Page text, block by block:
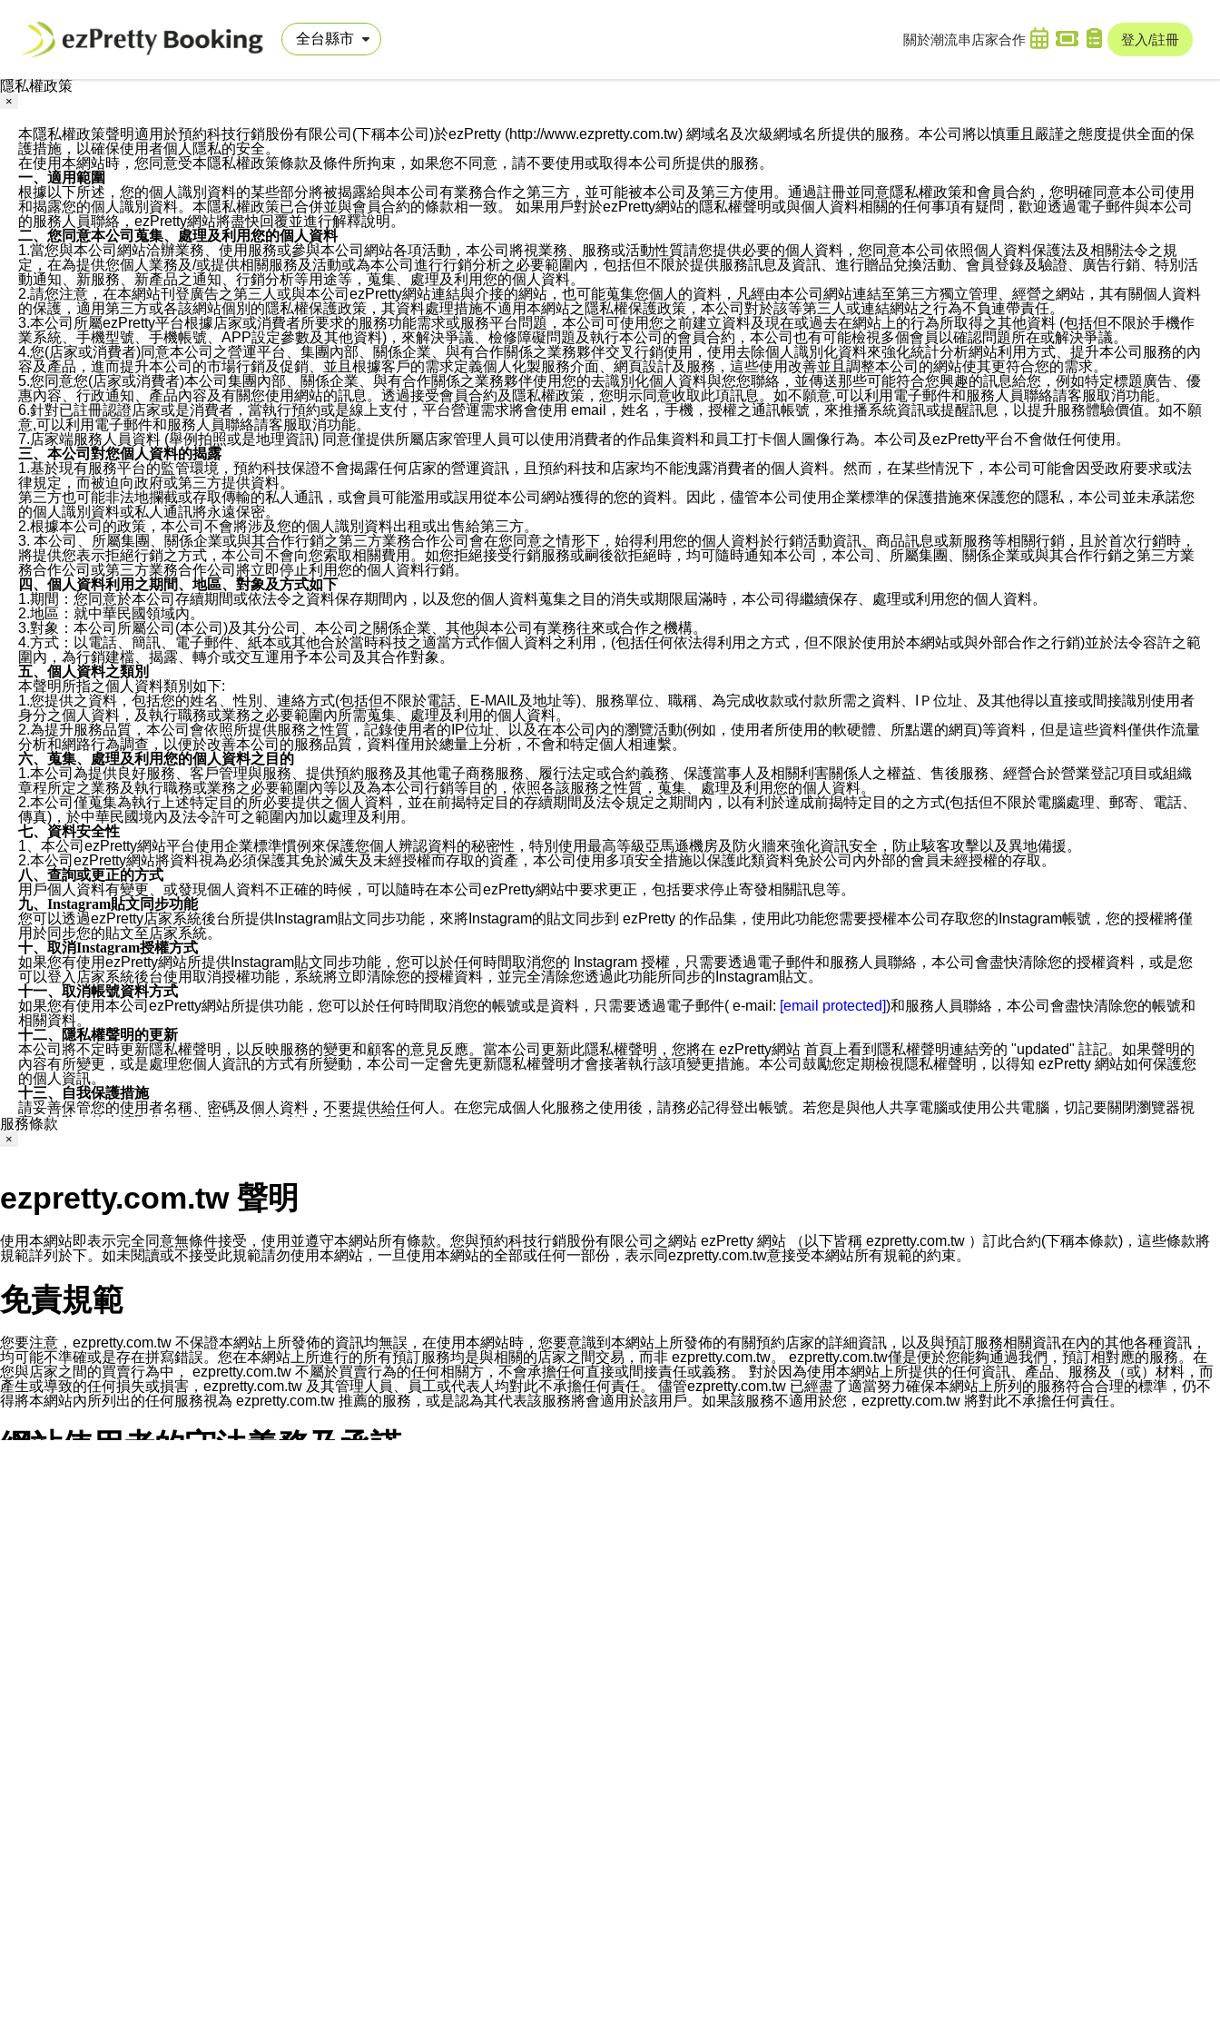
關於潮流串 店家合作 登入/註冊
隱私權政策
×
本隱私權政策聲明適用於預約科技行銷股份有限公司(下稱本公司)於ezPretty (http://www.ezpretty.com.tw) 網域名及次級網域名所提供的服務。本公司將以慎重且嚴謹之態度提供全面的保
護措施，以確保使用者個人隱私的安全。
在使用本網站時，您同意受本隱私權政策條款及條件所拘束，如果您不同意，請不要使用或取得本公司所提供的服務。
一、適用範圍
根據以下所述，您的個人識別資料的某些部分將被揭露給與本公司有業務合作之第三方，並可能被本公司及第三方使用。通過註冊並同意隱私權政策和會員合約，您明確同意本公司使用
和揭露您的個人識別資料。本隱私權政策已合併並與會員合約的條款相一致。 如果用戶對於ezPretty網站的隱私權聲明或與個人資料相關的任何事項有疑問，歡迎透過電子郵件與本公司
的服務人員聯絡，ezPretty網站將盡快回覆並進行解釋說明。
二、您同意本公司蒐集、處理及利用您的個人資料
1.當您與本公司網站洽辦業務、使用服務或參與本公司網站各項活動，本公司將視業務、服務或活動性質請您提供必要的個人資料，您同意本公司依照個人資料保護法及相關法令之規
定，在為提供您個人業務及/或提供相關服務及活動或為本公司進行行銷分析之必要範圍內，包括但不限於提供服務訊息及資訊、進行贈品兌換活動、會員登錄及驗證、廣告行銷、特別活
動通知、新服務、新產品之通知、行銷分析等用途等，蒐集、處理及利用您的個人資料。
2.請您注意，在本網站刊登廣告之第三人或與本公司ezPretty網站連結與介接的網站，也可能蒐集您個人的資料，凡經由本公司網站連結至第三方獨立管理、經營之網站，其有關個人資料
的保護，適用第三方或各該網站個別的隱私權保護政策，其資料處理措施不適用本網站之隱私權保護政策，本公司對於該等第三人或連結網站之行為不負連帶責任。
3.本公司所屬ezPretty平台根據店家或消費者所要求的服務功能需求或服務平台問題，本公司可使用您之前建立資料及現在或過去在網站上的行為所取得之其他資料 (包括但不限於手機作
業系統、手機型號、手機帳號、APP設定參數及其他資料)，來解決爭議、檢修障礙問題及執行本公司的會員合約，本公司也有可能檢視多個會員以確認問題所在或解決爭議。
4.您(店家或消費者)同意本公司之營運平台、集團內部、關係企業、與有合作關係之業務夥伴交叉行銷使用，使用去除個人識別化資料來強化統計分析網站利用方式、提升本公司服務的內
容及產品，進而提升本公司的市場行銷及促銷、並且根據客戶的需求定義個人化製服務介面、網頁設計及服務，這些使用改善並且調整本公司的網站使其更符合您的需求。
5.您同意您(店家或消費者)本公司集團內部、關係企業、與有合作關係之業務夥伴使用您的去識別化個人資料與您您聯絡，並傳送那些可能符合您興趣的訊息給您，例如特定標題廣告、優
惠內容、行政通知、產品內容及有關您使用網站的訊息。透過接受會員合約及隱私權政策，您明示同意收取此項訊息。如不願意,可以利用電子郵件和服務人員聯絡請客服取消功能。
6.針對已註冊認證店家或是消費者，當執行預約或是線上支付，平台營運需求將會使用 email，姓名，手機，授權之通訊帳號，來推播系統資訊或提醒訊息，以提升服務體驗價值。如不願
意,可以利用電子郵件和服務人員聯絡請客服取消功能。
7.店家端服務人員資料 (舉例拍照或是地理資訊) 同意僅提供所屬店家管理人員可以使用消費者的作品集資料和員工打卡個人圖像行為。本公司及ezPretty平台不會做任何使用。
三、本公司對您個人資料的揭露
1.基於現有服務平台的監管環境，預約科技保證不會揭露任何店家的營運資訊，且預約科技和店家均不能洩露消費者的個人資料。然而，在某些情況下，本公司可能會因受政府要求或法
律規定，而被迫向政府或第三方提供資料。
第三方也可能非法地攔截或存取傳輸的私人通訊，或會員可能濫用或誤用從本公司網站獲得的您的資料。因此，儘管本公司使用企業標準的保護措施來保護您的隱私，本公司並未承諾您
的個人識別資料或私人通訊將永遠保密。
2.根據本公司的政策，本公司不會將涉及您的個人識別資料出租或出售給第三方。
3. 本公司、所屬集團、關係企業或與其合作行銷之第三方業務合作公司會在您同意之情形下，始得利用您的個人資料於行銷活動資訊、商品訊息或新服務等相關行銷，且於首次行銷時，
將提供您表示拒絕行銷之方式，本公司不會向您索取相關費用。如您拒絕接受行銷服務或嗣後欲拒絕時，均可隨時通知本公司，本公司、所屬集團、關係企業或與其合作行銷之第三方業
務合作公司或第三方業務合作公司將立即停止利用您的個人資料行銷。
四、個人資料利用之期間、地區、對象及方式如下
1.期間：您同意於本公司存續期間或依法令之資料保存期間內，以及您的個人資料蒐集之目的消失或期限屆滿時，本公司得繼續保存、處理或利用您的個人資料。
2.地區：就中華民國領域內。
3.對象：本公司所屬公司(本公司)及其分公司、本公司之關係企業、其他與本公司有業務往來或合作之機構。
4.方式：以電話、簡訊、電子郵件、紙本或其他合於當時科技之適當方式作個人資料之利用，(包括任何依法得利用之方式，但不限於使用於本網站或與外部合作之行銷)並於法令容許之範
圍內，為行銷建檔、揭露、轉介或交互運用予本公司及其合作對象。
五、個人資料之類別
本聲明所指之個人資料類別如下:
1.您提供之資料，包括您的姓名、性別、連絡方式(包括但不限於電話、E-MAIL及地址等)、服務單位、職稱、為完成收款或付款所需之資料、IＰ位址、及其他得以直接或間接識別使用者
身分之個人資料，及執行職務或業務之必要範圍內所需蒐集、處理及利用的個人資料。
2.為提升服務品質，本公司會依照所提供服務之性質，記錄使用者的IP位址、以及在本公司內的瀏覽活動(例如，使用者所使用的軟硬體、所點選的網頁)等資料，但是這些資料僅供作流量
分析和網路行為調查，以便於改善本公司的服務品質，資料僅用於總量上分析，不會和特定個人相連繫。
六、蒐集、處理及利用您的個人資料之目的
1.本公司為提供良好服務、客戶管理與服務、提供預約服務及其他電子商務服務、履行法定或合約義務、保護當事人及相關利害關係人之權益、售後服務、經營合於營業登記項目或組織
章程所定之業務及執行職務或業務之必要範圍內等以及為本公司行銷等目的，依照各該服務之性質，蒐集、處理及利用您的個人資料。
2.本公司僅蒐集為執行上述特定目的所必要提供之個人資料，並在前揭特定目的存續期間及法令規定之期間內，以有利於達成前揭特定目的之方式(包括但不限於電腦處理、郵寄、電話、
傳真)，於中華民國境內及法令許可之範圍內加以處理及利用。
七、資料安全性
1、本公司ezPretty網站平台使用企業標準慣例來保護您個人辨認資料的秘密性，特別使用最高等級亞馬遜機房及防火牆來強化資訊安全，防止駭客攻擊以及異地備援。
2.本公司ezPretty網站將資料視為必須保護其免於滅失及未經授權而存取的資產，本公司使用多項安全措施以保護此類資料免於公司內外部的會員未經授權的存取。
八、查詢或更正的方式
用戶個人資料有變更、或發現個人資料不正確的時候，可以隨時在本公司ezPretty網站中要求更正，包括要求停止寄發相關訊息等。
九、Instagram貼文同步功能
您可以透過ezPretty店家系統後台所提供Instagram貼文同步功能，來將Instagram的貼文同步到 ezPretty 的作品集，使用此功能您需要授權本公司存取您的Instagram帳號，您的授權將僅
用於同步您的貼文至店家系統。
十、取消Instagram授權方式
如果您有使用ezPretty網站所提供Instagram貼文同步功能，您可以於任何時間取消您的 Instagram 授權，只需要透過電子郵件和服務人員聯絡，本公司會盡快清除您的授權資料，或是您
可以登入店家系統後台使用取消授權功能，系統將立即清除您的授權資料，並完全清除您透過此功能所同步的Instagram貼文。
十一、取消帳號資料方式
如果您有使用本公司ezPretty網站所提供功能，您可以於任何時間取消您的帳號或是資料，只需要透過電子郵件( e-mail: [email protected])和服務人員聯絡，本公司會盡快清除您的帳號和
相關資料。
十二、隱私權聲明的更新
本公司將不定時更新隱私權聲明，以反映服務的變更和顧客的意見反應。當本公司更新此隱私權聲明，您將在 ezPretty網站 首頁上看到隱私權聲明連結旁的 "updated" 註記。如果聲明的
內容有所變更，或是處理您個人資訊的方式有所變動，本公司一定會先更新隱私權聲明才會接著執行該項變更措施。本公司鼓勵您定期檢視隱私權聲明，以得知 ezPretty 網站如何保護您
的個人資訊。
十三、自我保護措施
請妥善保管您的使用者名稱、密碼及個人資料，不要提供給任何人。在您完成個人化服務之使用後，請務必記得登出帳號。若您是與他人共享電腦或使用公共電腦，切記要關閉瀏覽器視
窗，以防止他人讀取您的個人資料、信件或進入所機關管理區。
本公司/本服務將以通知型訊息傳送重要訊息給您。即使未加入本公司/本服務好友，您仍可接收到通知型訊息。
本公司/本服務傳送之通知型訊息以對您有效且重要的訊息為限，以廣告或其他目的的訊息皆不會被傳送。滿足以下三個條件者，將可收到通知型訊息。
2.該 LINE 帳號已在 LINE APP 設定中，同意接收通知型訊息。
3.LINE 帳號未封鎖傳送訊息之 LINE 官方帳號。
欲變更通知型訊息的設定，操作如下：
1.點選「主頁」＞「設定」
2.點選「隱私設定」
3.點選「提供使用資料」
5.開關「接收LINE通知型訊息」
❗️關閉「接收通知型訊息」後，將不會接收到來自任何企業官方帳號或認證官方帳號的通知型訊息。
服務條款
×
ezpretty.com.tw 聲明
使用本網站即表示完全同意無條件接受，使用並遵守本網站所有條款。您與預約科技行銷股份有限公司之網站 ezPretty 網站 （以下皆稱 ezpretty.com.tw ）訂此合約(下稱本條款)，這些條款將
規範詳列於下。如未閱讀或不接受此規範請勿使用本網站，一旦使用本網站的全部或任何一部份，表示同ezpretty.com.tw意接受本網站所有規範的約束。
免責規範
您要注意，ezpretty.com.tw 不保證本網站上所發佈的資訊均無誤，在使用本網站時，您要意識到本網站上所發佈的有關預約店家的詳細資訊，以及與預訂服務相關資訊在內的其他各種資訊，
均可能不準確或是存在拼寫錯誤。您在本網站上所進行的所有預訂服務均是與相關的店家之間交易，而非 ezpretty.com.tw。 ezpretty.com.tw僅是便於您能夠通過我們，預訂相對應的服務。在
您與店家之間的買賣行為中， ezpretty.com.tw 不屬於買賣行為的任何相關方，不會承擔任何直接或間接責任或義務。 對於因為使用本網站上所提供的任何資訊、產品、服務及（或）材料，而
產生或導致的任何損失或損害，ezpretty.com.tw 及其管理人員、員工或代表人均對此不承擔任何責任。 儘管ezpretty.com.tw 已經盡了適當努力確保本網站上所列的服務符合合理的標準，仍不
得將本網站內所列出的任何服務視為 ezpretty.com.tw 推薦的服務，或是認為其代表該服務將會適用於該用戶。如果該服務不適用於您，ezpretty.com.tw 將對此不承擔任何責任。
網站使用者的守法義務及承諾